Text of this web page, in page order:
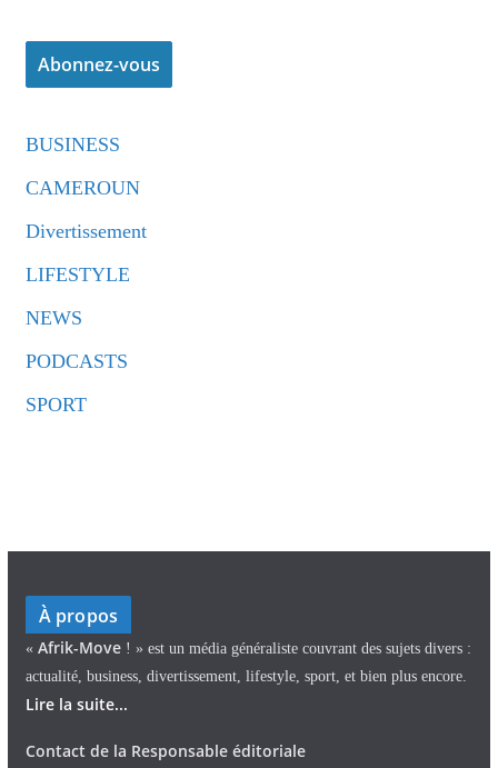
BUSINESS
CAMEROUN
Divertissement
LIFESTYLE
NEWS
PODCASTS
SPORT
À propos
« Afrik-Move ! » est un média généraliste couvrant des sujets divers :
actualité, business, divertissement, lifestyle, sport, et bien plus encore.
Lire la suite...
Contact de la Responsable éditoriale